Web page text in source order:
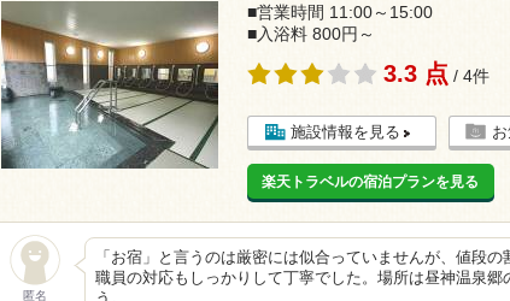
■営業時間 11:00～15:00
■入浴料 800円～
3.3 点 / 4件
施設情報を見る
楽天トラベルの宿泊プランを見る
匿名
「お宿」と言うのは厳密には似合っていませんが、値段の
職員の対応もしっかりして丁寧でした。場所は昼神温泉郷